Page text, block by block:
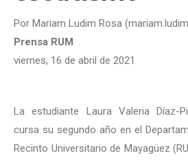
Por Mariam Ludim Rosa
Prensa RUM
viernes, 16 de abril de 2021
La estudiante Laura Valeria Díaz-
cursa su segundo año en el
Recinto Universitario de Mayagüez